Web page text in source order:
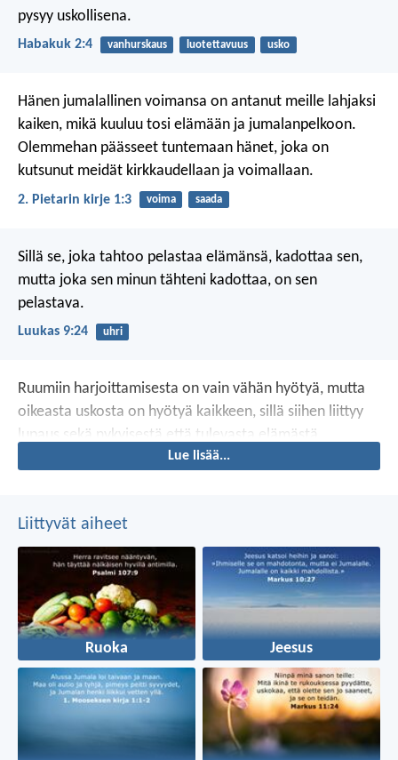
pysyy uskollisena.
Habakuk 2:4 vanhurskaus luotettavuus usko
Hänen jumalallinen voimansa on antanut meille lahjaksi
kaiken, mikä kuuluu tosi elämään ja jumalanpelkoon.
Olemmehan päässeet tuntemaan hänet, joka on
kutsunut meidät kirkkaudellaan ja voimallaan.
2. Pietarin kirje 1:3 voima saada
Sillä se, joka tahtoo pelastaa elämänsä, kadottaa sen,
mutta joka sen minun tähteni kadottaa, on sen
pelastava.
Luukas 9:24 uhri
Ruumiin harjoittamisesta on vain vähän hyötyä, mutta
oikeasta uskosta on hyötyä kaikkeen, sillä siihen liittyy
lupaus sekä nykyisestä että tulevasta elämästä.
Lue lisää...
Liittyvät aiheet
Ruoka Jeesus